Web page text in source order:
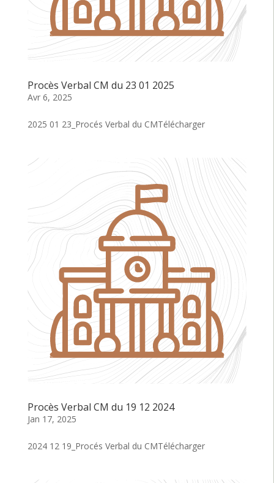
Procès Verbal CM du 23 01 2025
Avr 6, 2025
2025 01 23_Procés Verbal du CMTélécharger
Procès Verbal CM du 19 12 2024
Jan 17, 2025
2024 12 19_Procés Verbal du CMTélécharger